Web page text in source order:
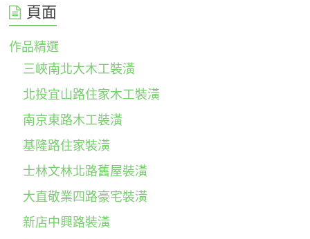
頁面
作品精選
三峽南北大木工裝潢
北投宜山路住家木工裝潢
南京東路木工裝潢
基隆路住家裝潢
士林文林北路舊屋裝潢
大直敬業四路豪宅裝潢
新店中興路裝潢